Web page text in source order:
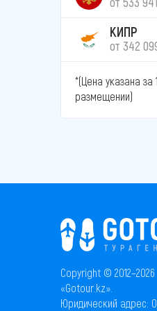
КИПР
от 342
*(Цена указана за
размещении)
Copyright © 2012–2026
«Gotour.kz».
Юридический адрес: